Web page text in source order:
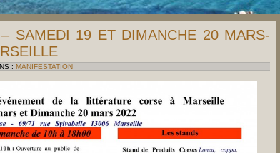
SAMEDI 19 ET DIMANCHE 20 MARS-
: MANIFESTATION